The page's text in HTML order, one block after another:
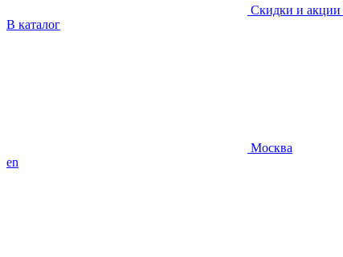
Скидки и акции
В каталог
Москва
en